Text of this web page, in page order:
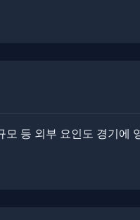
모 등 외부 요인도 경기에